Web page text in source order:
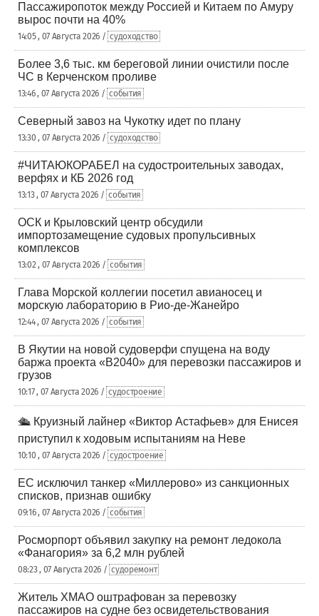
Пассажиропоток между Россией и Китаем по Амуру
вырос почти на 40%
14:05 , 07 Августа 2026 / судоходство
Более 3,6 тыс. км береговой линии очистили после
ЧС в Керченском проливе
13:46 , 07 Августа 2026 / события
Северный завоз на Чукотку идет по плану
13:30 , 07 Августа 2026 / судоходство
#ЧИТАЮКОРАБЕЛ на судостроительных заводах,
верфях и КБ 2026 год
13:13 , 07 Августа 2026 / события
ОСК и Крыловский центр обсудили
импортозамещение судовых пропульсивных
комплексов
13:02 , 07 Августа 2026 / события
Глава Морской коллегии посетил авианосец и
морскую лабораторию в Рио-де-Жанейро
12:44 , 07 Августа 2026 / события
В Якутии на новой судоверфи спущена на воду
баржа проекта «В2040» для перевозки пассажиров и
грузов
10:17 , 07 Августа 2026 / судостроение
🛳️ Круизный лайнер «Виктор Астафьев» для Енисея
приступил к ходовым испытаниям на Неве
10:10 , 07 Августа 2026 / судостроение
ЕС исключил танкер «Миллерово» из санкционных
списков, признав ошибку
09:16 , 07 Августа 2026 / события
Росморпорт объявил закупку на ремонт ледокола
«Фанагория» за 6,2 млн рублей
08:23 , 07 Августа 2026 / судоремонт
Житель ХМАО оштрафован за перевозку
пассажиров на судне без освидетельствования